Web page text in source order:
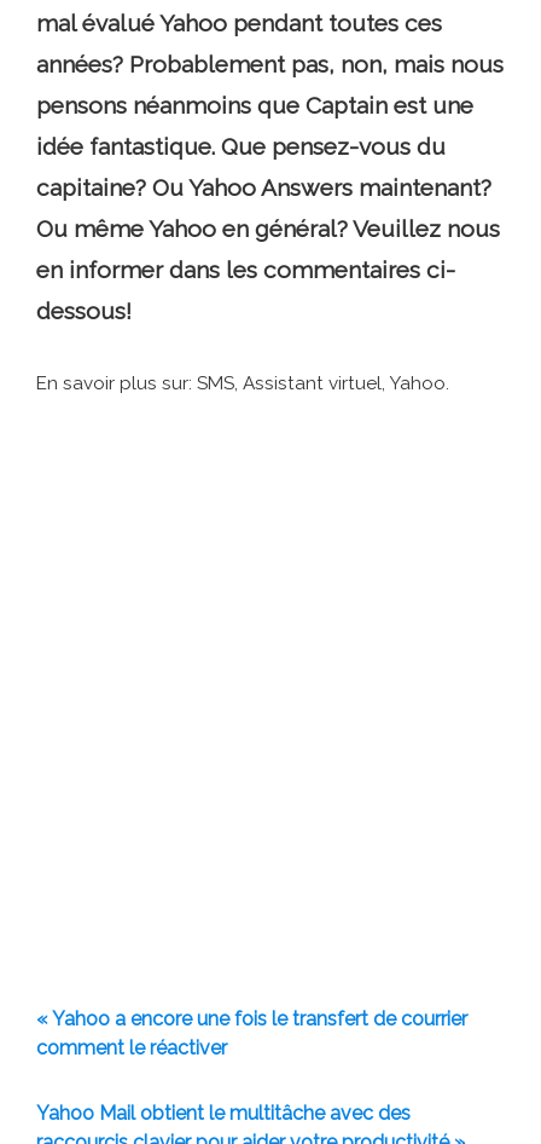
mal évalué Yahoo pendant toutes ces
années? Probablement pas, non, mais nous
pensons néanmoins que Captain est une
idée fantastique. Que pensez-vous du
capitaine? Ou Yahoo Answers maintenant?
Ou même Yahoo en général? Veuillez nous
en informer dans les commentaires ci-
dessous!
En savoir plus sur: SMS, Assistant virtuel, Yahoo.
« Yahoo a encore une fois le transfert de courrier
comment le réactiver
Yahoo Mail obtient le multitâche avec des